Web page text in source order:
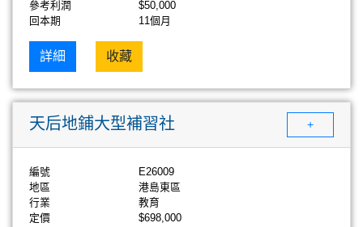
參考利潤
$50,000
回本期
11個月
詳細 收藏
天后地鋪大型補習社 +
編號
E26009
地區
港島東區
行業
教育
定價
$698,000